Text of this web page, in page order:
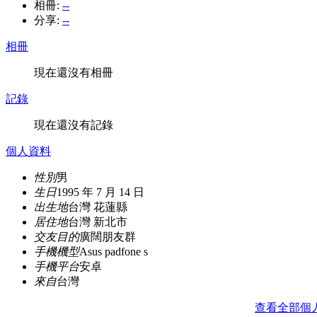
相冊: --
分享: --
相冊
現在還沒有相冊
記錄
現在還沒有記錄
個人資料
性別男
生日1995 年 7 月 14 日
出生地台灣 花蓮縣
居住地台灣 新北市
交友目的廣闊朋友群
手機機型Asus padfone s
手機平台安卓
來自台灣
查看全部個